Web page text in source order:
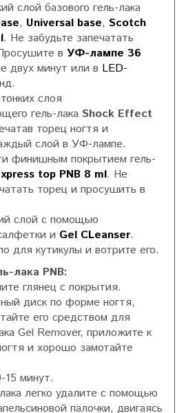
слой базового гель-лака
, Universal base, Scotch
. Не забудьте запечатать
в УФ-лампе 36
двух минут или в LED-
слоя
гель-лака Shock Effect
торец ногтя и
слой в УФ-лампе.
финишным покрытием гель-
top PNB 8 ml. Не
торец и просушить в
слой с помощью
и Gel CLeanser.
для кутикулы и вотрите его.
лака PNB:
глянец с покрытия.
диск по форме ногтя,
его средством для
Gel Remover, приложите к
и хорошо замотайте
минут.
легко удалите с помощью
палочки, двигаясь